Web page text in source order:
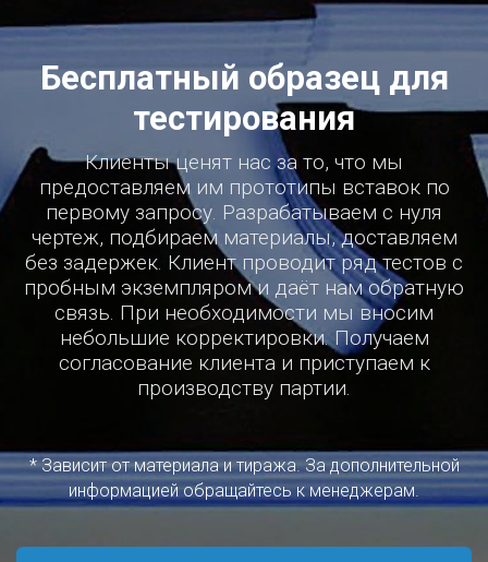
Бесплатный образец для
тестирования
Клиенты ценят нас за то, что мы
предоставляем им прототипы вставок по
первому запросу. Разрабатываем с нуля
чертеж, подбираем материалы, доставляем
без задержек. Клиент проводит ряд тестов с
пробным экземпляром и даёт нам обратную
связь. При необходимости мы вносим
небольшие корректировки. Получаем
согласование клиента и приступаем к
производству партии.
* Зависит от материала и тиража. За дополнительной
информацией обращайтесь к менеджерам.